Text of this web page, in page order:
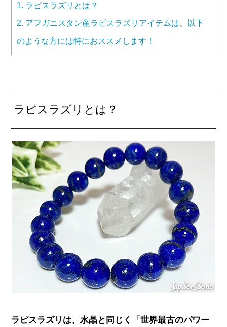
1. ラピスラズリとは？
2. アフガニスタン産ラピスラズリアイテムは、以下
のような方には特におススメします！
ラピスラズリとは？
ラピスラズリは、水晶と同じく「世界最古のパワー